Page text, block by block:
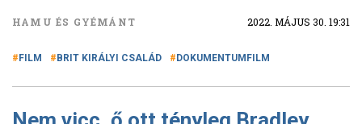
HAMU ÉS GYÉMÁNT 2022. MÁJUS 30. 19:31
FILM BRIT KIRÁLYI CSALÁD DOKUMENTUMFILM